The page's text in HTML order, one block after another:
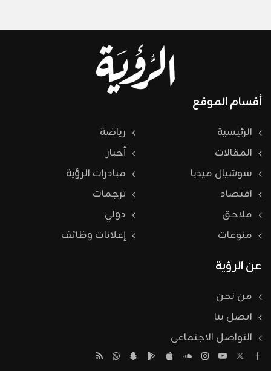
أقسام الموقع
الرئيسية
رياضة
المقالات
أخبار
سوشيال ميديا
مبادرات الرؤية
اقتصاد
ترجمات
ملاحق
دولي
منوعات
إعلانات وظائف
عن الرؤية
من نحن
اتصل بنا
التواصل الاجتماعي